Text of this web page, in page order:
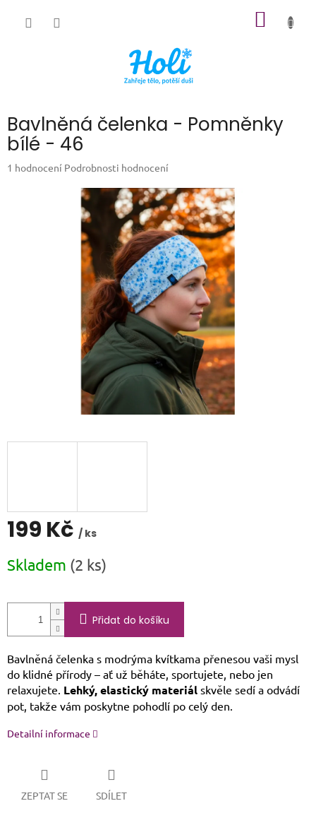
Bavlněná čelenka - Pomněnky
bílé - 46
Průměrné
1 hodnocení Podrobnosti hodnocení
199 Kč / ks
cena:
Skladem (2 ks)
Přidat do košíku
Bavlněná čelenka s modrýma kvítkama přenesou vaši mysl
do klidné přírody – ať už běháte, sportujete, nebo jen
relaxujete. Lehký, elastický materiál skvěle sedí a odvádí
pot, takže vám poskytne pohodlí po celý den.
Detailní informace
ZEPTAT SE SDÍLET